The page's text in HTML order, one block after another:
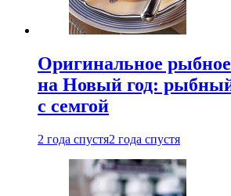
Оригинальное
на Новый год:
с семгой
2 года спустя2 года спустя